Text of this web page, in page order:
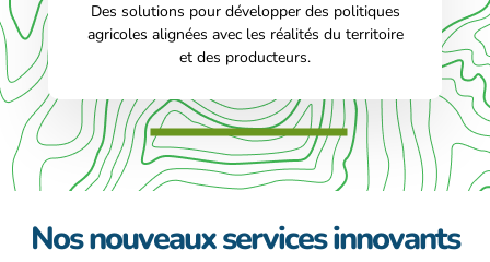
Des solutions pour développer des politiques
agricoles alignées avec les réalités du territoire
et des producteurs.
Nos nouveaux services innovants